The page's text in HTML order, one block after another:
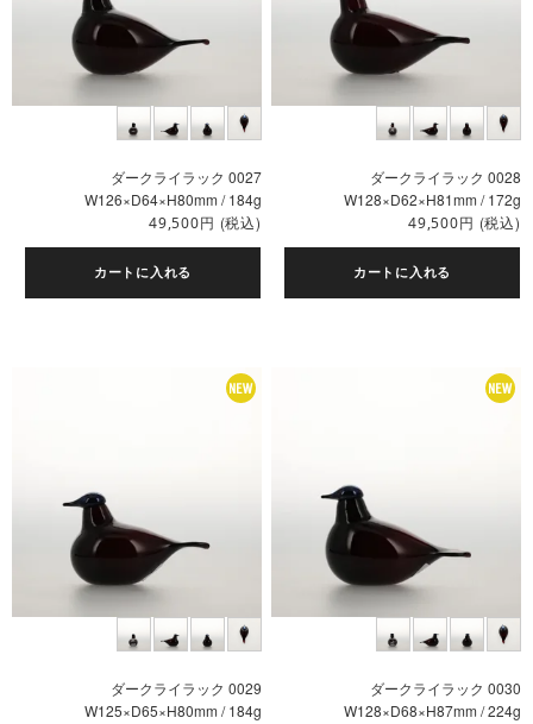
ダークライラック 0027
W126×D64×H80mm / 184g
49,500円 (税込)
カートに入れる
ダークライラック 0028
W128×D62×H81mm / 172g
49,500円 (税込)
カートに入れる
ダークライラック 0029
W125×D65×H80mm / 184g
ダークライラック 0030
W128×D68×H87mm / 224g